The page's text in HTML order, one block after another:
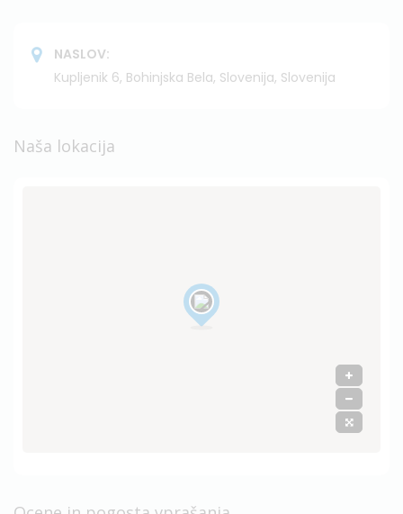
NASLOV:
Kupljenik 6, Bohinjska Bela, Slovenija, Slovenija
Naša lokacija